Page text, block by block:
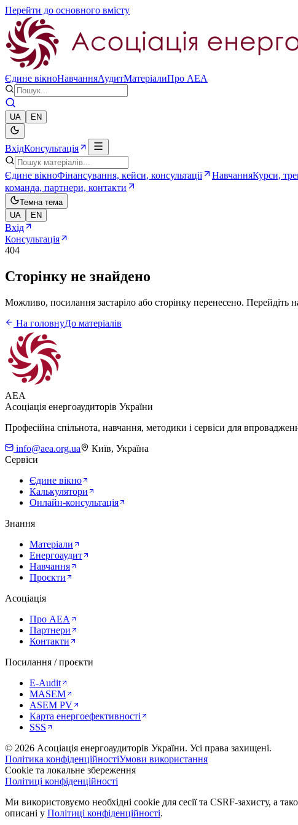
Перейти до основного вмісту
Єдине вікноНавчанняАудитМатеріалиПро AEA
UA EN
ВхідКонсультація
Єдине вікноФінансування, кейси, консультації НавчанняКурси,
команда, партнери, контакти
Темна тема
UA
EN
Вхід
Консультація
404
Сторінку не знайдено
Можливо, посилання застаріло або сторінку перенесено. Перейдіть
На головнуДо матеріалів
AEA
Асоціація енергоаудиторів України
Професійна спільнота, навчання, методики і сервіси для
info@aea.org.ua
Київ, Україна
Сервіси
Єдине вікно
Калькулятори
Онлайн-консультація
Знання
Матеріали
Енергоаудит
Навчання
Проєкти
Асоціація
Про AEA
Партнери
Контакти
Посилання / проєкти
E-Audit
MASEM
ASEM PV
Карта енергоефективності
SSS
© 2026 Асоціація енергоаудиторів України. Усі права захищені.
Політика конфіденційностіУмови використання
Cookie та локальне збереження
Політиці конфіденційності
Ми використовуємо необхідні cookie для сесії та CSRF-захисту, а
описані у Політиці конфіденційності.